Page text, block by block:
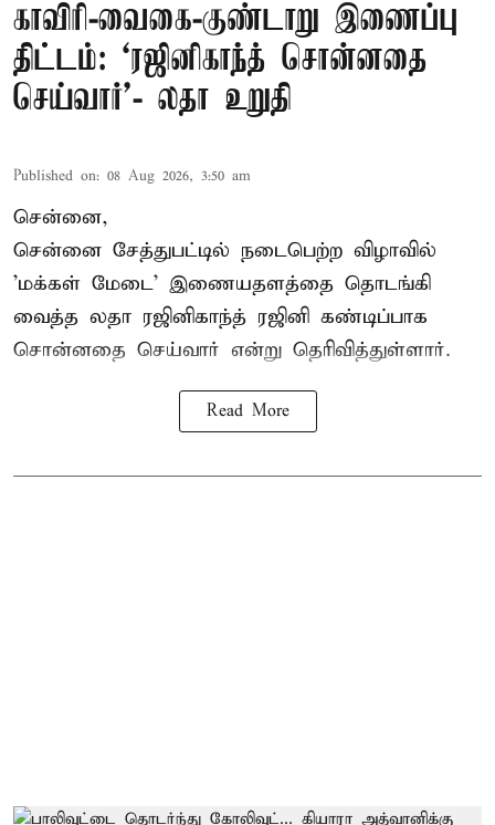
காவிரி-வைகை-குண்டாறு இணைப்பு
திட்டம்: ‘ரஜினிகாந்த் சொன்னதை
செய்வார்’- லதா உறுதி
Published on: 08 Aug 2026, 3:50 am
சென்னை,
சென்னை சேத்துபட்டில் நடைபெற்ற விழாவில்
'மக்கள் மேடை' இணையதளத்தை தொடங்கி
வைத்த லதா ரஜினிகாந்த் ரஜினி கண்டிப்பாக
சொன்னதை செய்வார் என்று தெரிவித்துள்ளார்.
Read More